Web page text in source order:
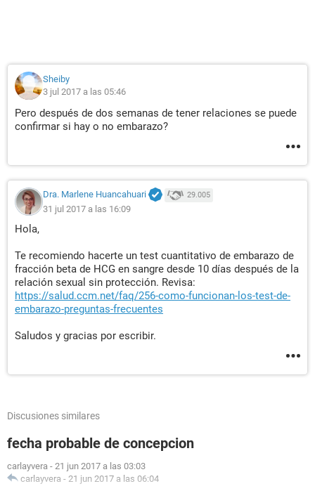
Sheiby
3 jul 2017 a las 05:46
Pero después de dos semanas de tener relaciones se puede
confirmar si hay o no embarazo?
Dra. Marlene Huancahuari 29.005
31 jul 2017 a las 16:09
Hola,
Te recomiendo hacerte un test cuantitativo de embarazo de
fracción beta de HCG en sangre desde 10 días después de la
relación sexual sin protección. Revisa:
https://salud.ccm.net/faq/256-como-funcionan-los-test-de-
embarazo-preguntas-frecuentes
Saludos y gracias por escribir.
Discusiones similares
fecha probable de concepcion
carlayvera - 21 jun 2017 a las 03:03
carlayvera - 21 jun 2017 a las 06:04